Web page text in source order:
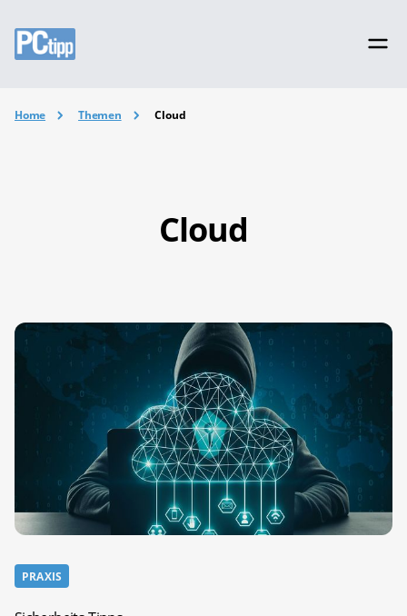
Home Themen Cloud
Cloud
PRAXIS